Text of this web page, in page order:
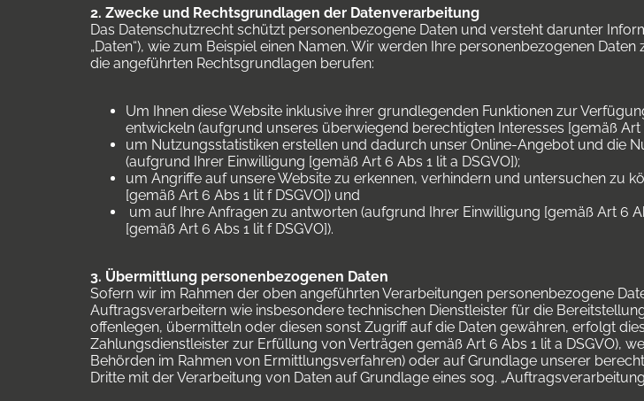
2. Zwecke und Rechtsgrundlagen der Datenverarbeitung
Das Datenschutzrecht schützt personenbezogene Daten und versteht darunter
„Daten“), wie zum Beispiel einen Namen. Wir werden Ihre personenbezogenen
die angeführten Rechtsgrundlagen berufen:
Um Ihnen diese Website inklusive ihrer grundlegenden Funktionen zur
entwickeln (aufgrund unseres überwiegend berechtigten Interesses [gemäß Art
um Nutzungsstatistiken erstellen und dadurch unser Online-Angebot und die
(aufgrund Ihrer Einwilligung [gemäß Art 6 Abs 1 lit a DSGVO]);
um Angriffe auf unsere Website zu erkennen, verhindern und untersuchen zu
[gemäß Art 6 Abs 1 lit f DSGVO]) und
um auf Ihre Anfragen zu antworten (aufgrund Ihrer Einwilligung [gemäß Art 6
[gemäß Art 6 Abs 1 lit f DSGVO]).
3. Übermittlung personenbezogenen Daten
Sofern wir im Rahmen der oben angeführten Verarbeitungen personenbezogene
Auftragsverarbeitern wie insbesondere technischen Dienstleister für die
offenlegen, übermitteln oder diesen sonst Zugriff auf die Daten gewähren, erfolgt
Zahlungsdienstleister zur Erfüllung von Verträgen gemäß Art 6 Abs 1 lit a DSGVO),
Behörden im Rahmen von Ermittlungsverfahren) oder auf Grundlage unserer
Dritte mit der Verarbeitung von Daten auf Grundlage eines sog.